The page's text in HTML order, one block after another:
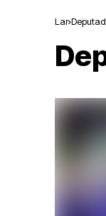
Lar